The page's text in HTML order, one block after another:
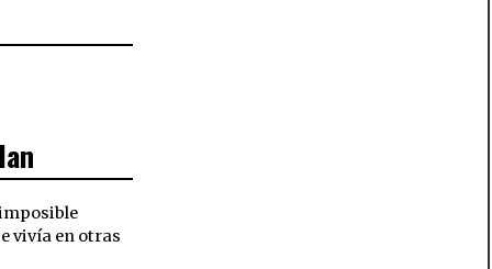
vivía en otras